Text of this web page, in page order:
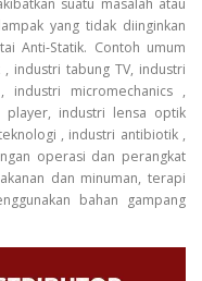
suatu masalah atau
yang tidak diinginkan
Anti-Statik. Contoh umum
industri tabung TV, industri
industri micromechanics ,
industri lensa optik
, industri antibiotik ,
operasi dan perangkat
dan minuman, terapi
bahan gampang